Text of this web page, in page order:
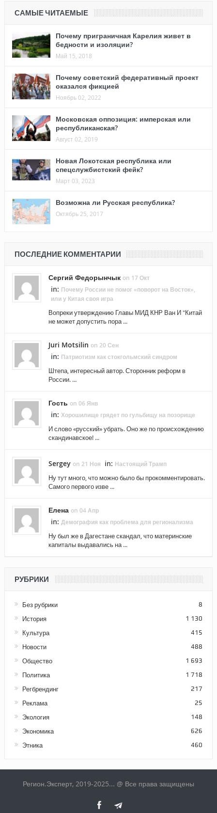
САМЫЕ ЧИТАЕМЫЕ
Почему приграничная Карелия живет в
бедности и изоляции?
Май 15, 2018
Почему советский федеративный проект
оказался фикцией
Ноябрь 02, 2022
Московская оппозиция: имперская или
республиканская?
Август 02, 2019
Новая Локотская республика или
спецслужбистский фейк?
Март 03, 2023
Возможна ли Русская республика?
Октябрь 25, 2017
ПОСЛЕДНИЕ КОММЕНТАРИИ
Сергий Федорынчык on 17 Окт
in: Почему России не помог «поворот на Восток»,
или у Китая своя игра
Вопреки утверждению Главы МИД КНР Ван И "Китай
не может допустить пора ...
Juri Motsilin on 20 Сен
in: Патриотизм как стокгольмский синдром
Штепа, интересный автор. Сторонник реформ в
России. ...
Гость on 06 Янв
in: Хорошилище грядет по гульбищу на позорище
И слово «русский» убрать. Оно же по происхождению
скандинавское! ...
Sergey on 21 Ноя in: Настоящий Трамп
Ну тут много, что можно было бы прокомментировать.
Самого первого изве ...
Елена on 04 Апр
in: Демография как проблема для регионализма
Ну был же в Дагестане скандал, что материнские
капиталы выдавались на ...
РУБРИКИ
Без рубрики 8
История 1 130
Культура 415
Новости 488
Общество 1 693
Политика 1 718
Регбрендинг 217
Реклама 25
Экология 148
Экономика 626
Этника 460
Регион.Эксперт, 2019-2025... @ Все права защищены